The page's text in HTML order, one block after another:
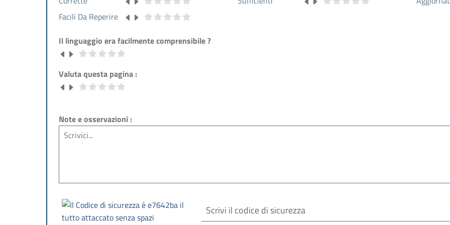
Facili Da Reperire
Il linguaggio era facilmente comprensibile ?
Valuta questa pagina :
Note e osservazioni :